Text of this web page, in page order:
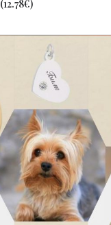
(12.78€)